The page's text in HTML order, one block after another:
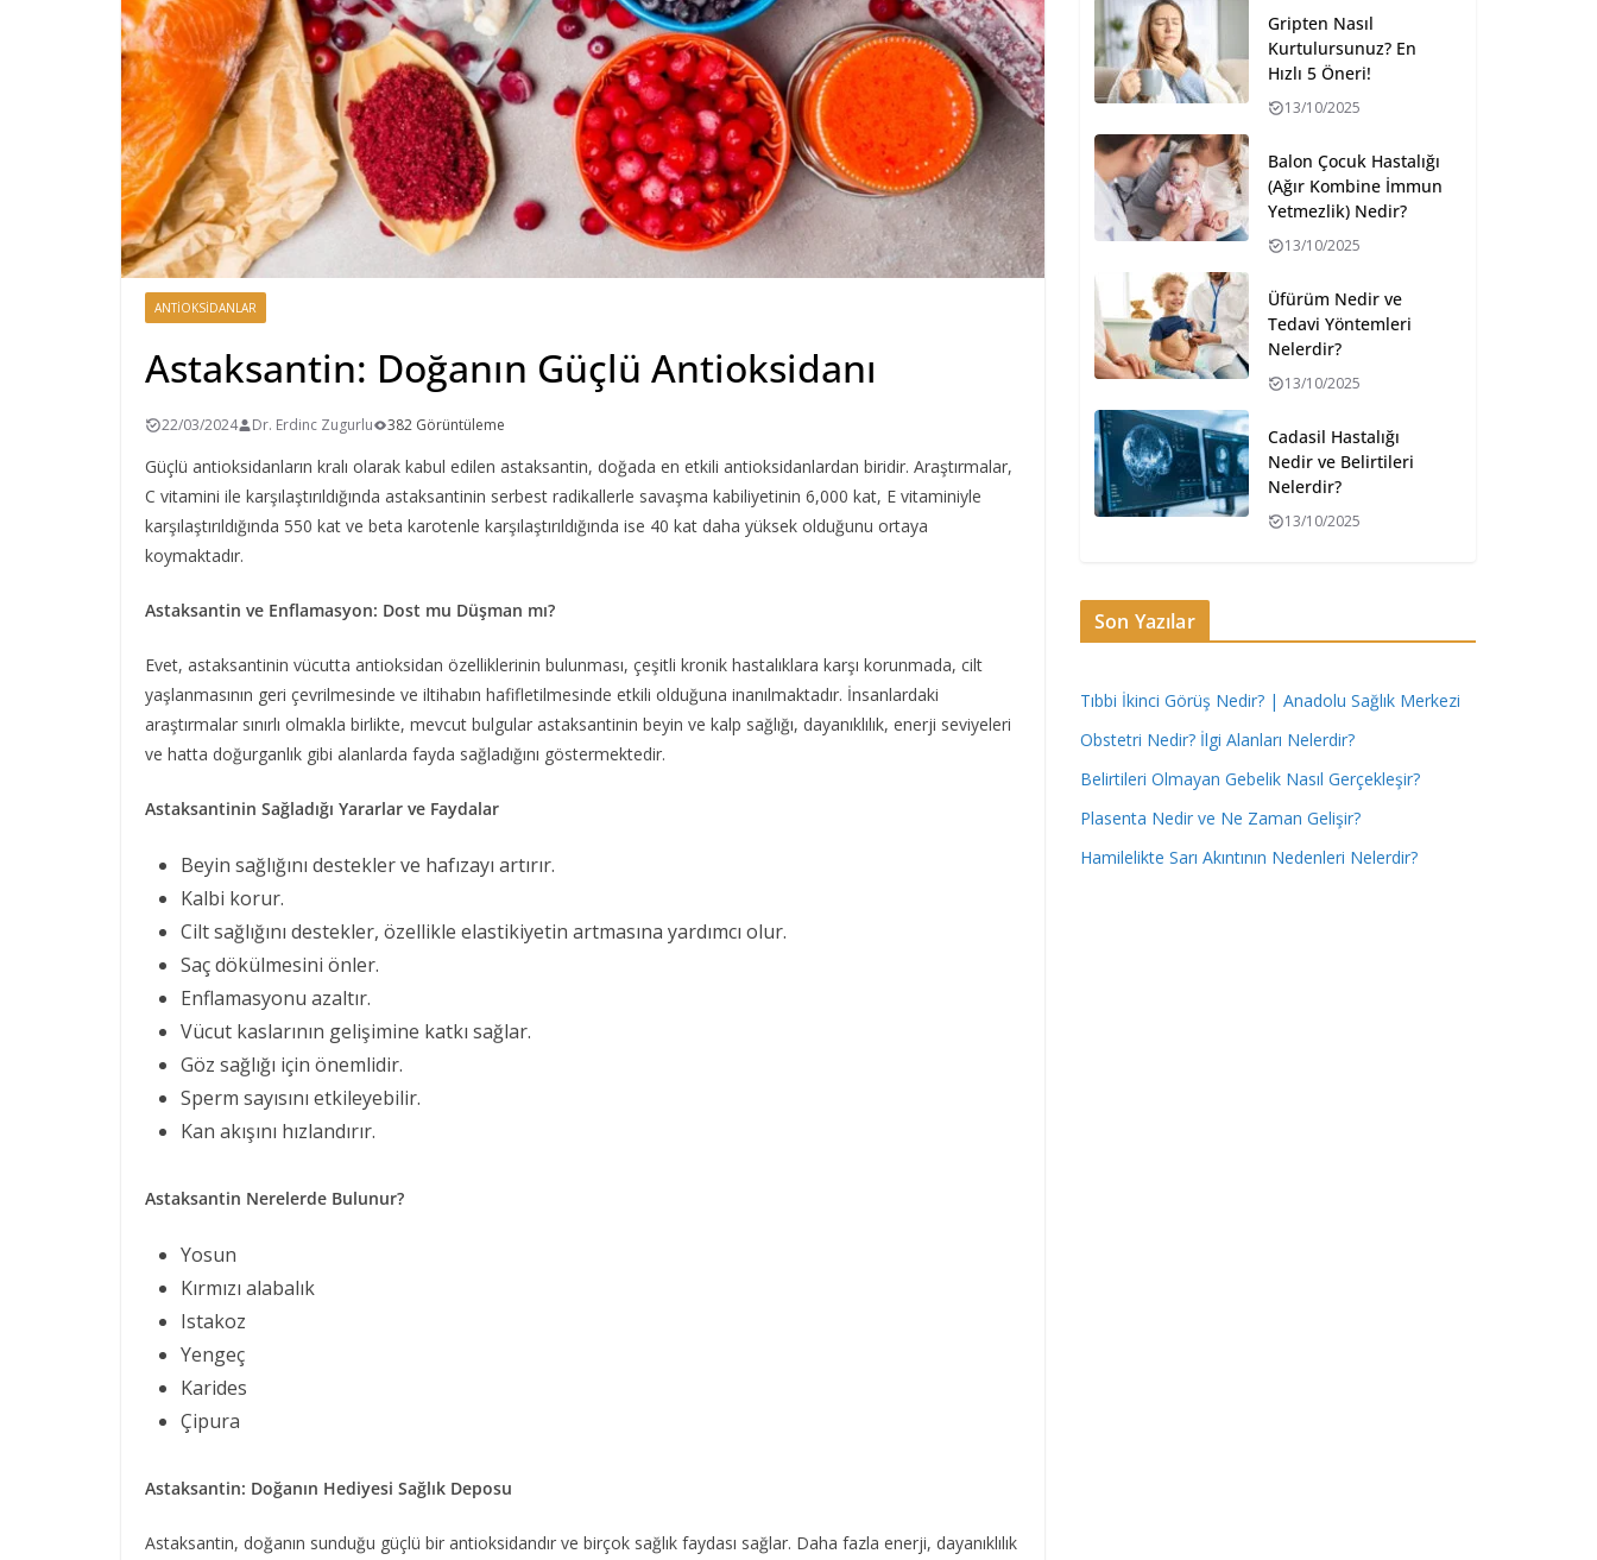
ANTIOKSIDANLAR
Astaksantin: Doğanın Güçlü Antioksidanı
22/03/2024 Dr. Erdinc Zugurlu 382 Görüntüleme
Güçlü antioksidanların kralı olarak kabul edilen astaksantin, doğada en etkili antioksidanlardan biridir. Araştırmalar,
C vitamini ile karşılaştırıldığında astaksantinin serbest radikallerle savaşma kabiliyetinin 6,000 kat, E vitaminiyle
karşılaştırıldığında 550 kat ve beta karotenle karşılaştırıldığında ise 40 kat daha yüksek olduğunu ortaya
koymaktadır.
Astaksantin ve Enflamasyon: Dost mu Düşman mı?
Evet, astaksantinin vücutta antioksidan özelliklerinin bulunması, çeşitli kronik hastalıklara karşı korunmada, cilt
yaşlanmasının geri çevrilmesinde ve iltihabın hafifletilmesinde etkili olduğuna inanılmaktadır. İnsanlardaki
araştırmalar sınırlı olmakla birlikte, mevcut bulgular astaksantinin beyin ve kalp sağlığı, dayanıklılık, enerji seviyeleri
ve hatta doğurganlık gibi alanlarda fayda sağladığını göstermektedir.
Astaksantinin Sağladığı Yararlar ve Faydalar
Beyin sağlığını destekler ve hafızayı artırır.
Kalbi korur.
Cilt sağlığını destekler, özellikle elastikiyetin artmasına yardımcı olur.
Saç dökülmesini önler.
Enflamasyonu azaltır.
Vücut kaslarının gelişimine katkı sağlar.
Göz sağlığı için önemlidir.
Sperm sayısını etkileyebilir.
Kan akışını hızlandırır.
Astaksantin Nerelerde Bulunur?
Yosun
Kırmızı alabalık
Istakoz
Yengeç
Karides
Çipura
Astaksantin: Doğanın Hediyesi Sağlık Deposu
Astaksantin, doğanın sunduğu güçlü bir antioksidandır ve birçok sağlık faydası sağlar. Daha fazla enerji, dayanıklılık
Gripten Nasıl
Kurtulursunuz? En
Hızlı 5 Öneri!
13/10/2025
Balon Çocuk Hastalığı
(Ağır Kombine İmmun
Yetmezlik) Nedir?
13/10/2025
Üfürüm Nedir ve
Tedavi Yöntemleri
Nelerdir?
13/10/2025
Cadasil Hastalığı
Nedir ve Belirtileri
Nelerdir?
13/10/2025
Son Yazılar
Tıbbi İkinci Görüş Nedir? | Anadolu Sağlık Merkezi
Obstetri Nedir? İlgi Alanları Nelerdir?
Belirtileri Olmayan Gebelik Nasıl Gerçekleşir?
Plasenta Nedir ve Ne Zaman Gelişir?
Hamilelikte Sarı Akıntının Nedenleri Nelerdir?